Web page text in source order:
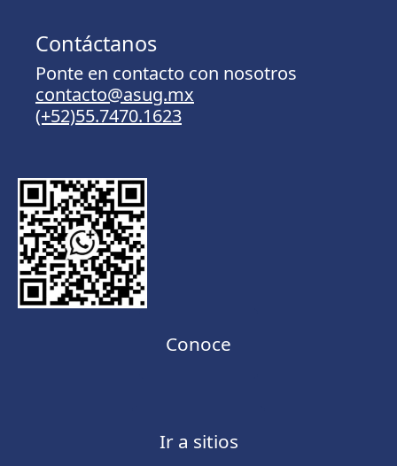
Contáctanos
Ponte en contacto con nosotros
contacto@asug.mx
(+52)55.7470.1623
Conoce
Ir a sitios